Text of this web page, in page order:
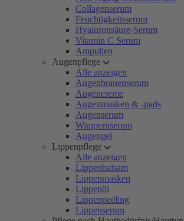
Collagenserum
Feuchtigkeitsserum
Hyaluronsäure-Serum
Vitamin C Serum
Ampullen
Augenpflege
Alle anzeigen
Augenbrauenserum
Augencreme
Augenmasken & -pads
Augenserum
Wimpernserum
Augengel
Lippenpflege
Alle anzeigen
Lippenbalsam
Lippenmasken
Lippenöl
Lippenpeeling
Lippenserum